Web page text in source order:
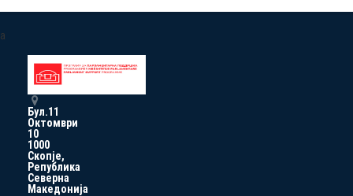
a
Бул.11
Октомври
10
1000
Скопје,
Република
Северна
Македонија